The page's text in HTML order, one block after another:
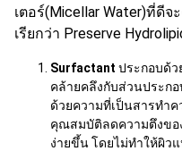
เตอร์(Micellar Water)ที่ดี
เรียกว่า Preserve
Surfactant ประกอบด้ว
คล้ายคลึงกับส่วนประกอ
ด้วยความที่เป็นสารทำค
คุณสมบัติลดความตึงขอ
ง่ายขึ้น โดยไม่ทำให้ผิว